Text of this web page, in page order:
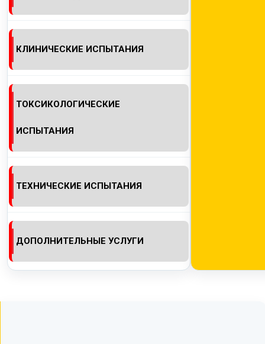
КЛИНИЧЕСКИЕ ИСПЫТАНИЯ
ТОКСИКОЛОГИЧЕСКИЕ
ИСПЫТАНИЯ
ТЕХНИЧЕСКИЕ ИСПЫТАНИЯ
ДОПОЛНИТЕЛЬНЫЕ УСЛУГИ